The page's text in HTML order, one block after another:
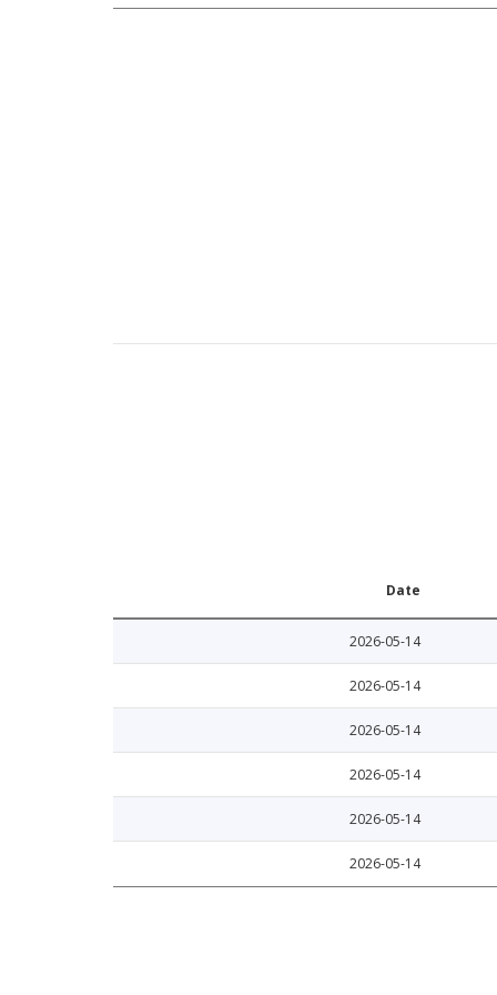
Date
2026-05-14
2026-05-14
2026-05-14
2026-05-14
2026-05-14
2026-05-14